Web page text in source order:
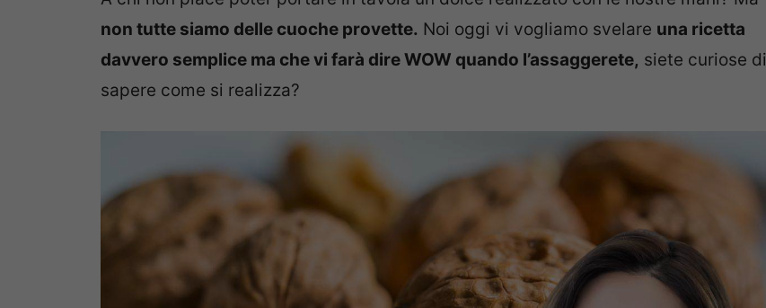
non tutte siamo delle cuoche provette. Noi oggi vi vogliamo svelare una ricetta
davvero semplice ma che vi farà dire WOW quando l’assaggerete, siete curiose di
sapere come si realizza?